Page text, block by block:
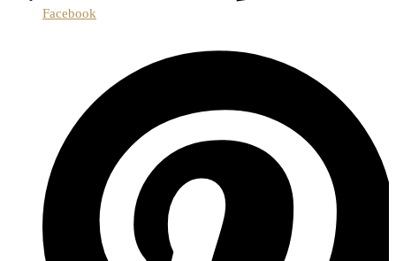
Facebook